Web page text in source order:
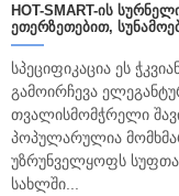
HOT-SMART-ᲘᲡ
ᲔᲗᲔᲠᲖᲔᲗᲔᲑᲘᲗ,
სპეციფიკაცია ეს
გამოირჩევა
თვალისმომჭრელი
პოპულარულია
უზრუნველყოფს სუფთა
სახლში...